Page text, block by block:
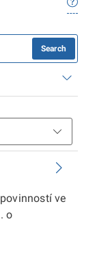
Search
ve
o